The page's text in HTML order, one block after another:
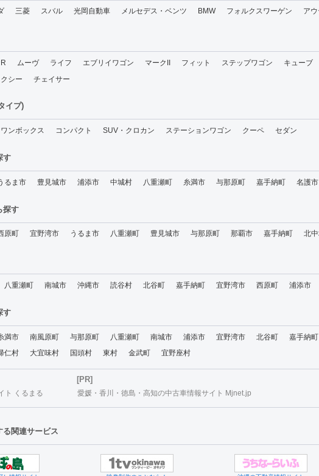
三菱 スバル 光岡自動車 メルセデス・ベンツ BMW フォルクスワーゲン アウ
ムーヴ ライフ エブリイワゴン マークII フィット ステップワゴン キューブ
シー チェイサー
イプ)
ンボックス コンパクト SUV・クロカン ステーションワゴン クーペ セダン
す
るま市 豊見城市 浦添市 中城村 八重瀬町 糸満市 与那原町 嘉手納町 名護市
探す
原町 宜野湾市 うるま市 八重瀬町 豊見城市 与那原町 那覇市 嘉手納町 北
八重瀬町 南城市 沖縄市 読谷村 北谷町 嘉手納町 宜野湾市 西原町 浦添市
す
満市 南風原町 与那原町 八重瀬町 南城市 浦添市 宜野湾市 北谷町 嘉手納町
仁村 大宜味村 国頭村 東村 金武町 宜野座村
ト くるまる
[PR]
愛媛・香川・徳島・高知の中古車情報サイト Mjnet.jp
る関連サービス